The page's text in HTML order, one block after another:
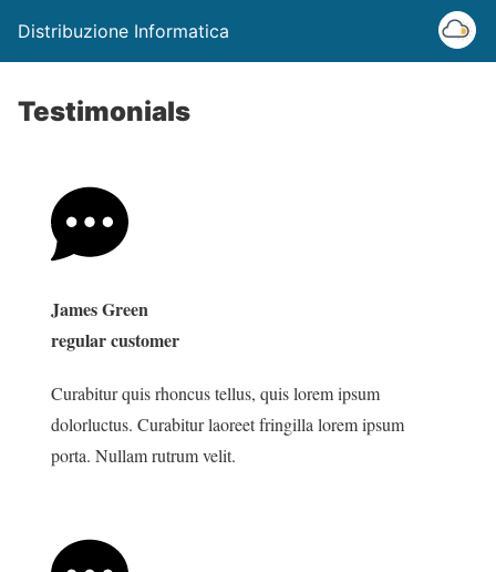
Distribuzione Informatica
Testimonials
James Green
regular customer
Curabitur quis rhoncus tellus, quis lorem ipsum
dolorluctus. Curabitur laoreet fringilla lorem ipsum
porta. Nullam rutrum velit.